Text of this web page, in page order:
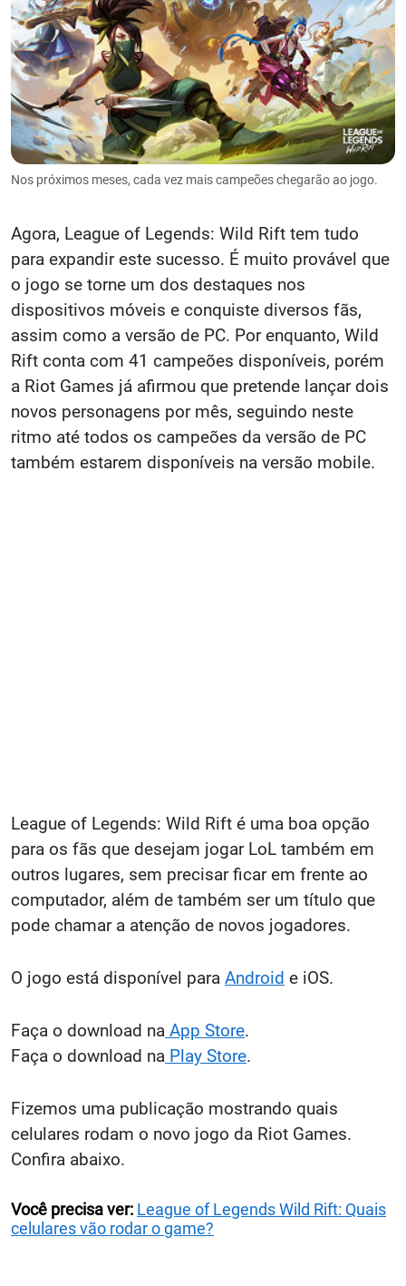
Nos próximos meses, cada vez mais campeões chegarão ao jogo.
Agora, League of Legends: Wild Rift tem tudo
para expandir este sucesso. É muito provável que
o jogo se torne um dos destaques nos
dispositivos móveis e conquiste diversos fãs,
assim como a versão de PC. Por enquanto, Wild
Rift conta com 41 campeões disponíveis, porém
a Riot Games já afirmou que pretende lançar dois
novos personagens por mês, seguindo neste
ritmo até todos os campeões da versão de PC
também estarem disponíveis na versão mobile.
League of Legends: Wild Rift é uma boa opção
para os fãs que desejam jogar LoL também em
outros lugares, sem precisar ficar em frente ao
computador, além de também ser um título que
pode chamar a atenção de novos jogadores.
O jogo está disponível para Android e iOS.
Faça o download na App Store.
Faça o download na Play Store.
Fizemos uma publicação mostrando quais
celulares rodam o novo jogo da Riot Games.
Confira abaixo.
Você precisa ver: League of Legends Wild Rift: Quais
celulares vão rodar o game?